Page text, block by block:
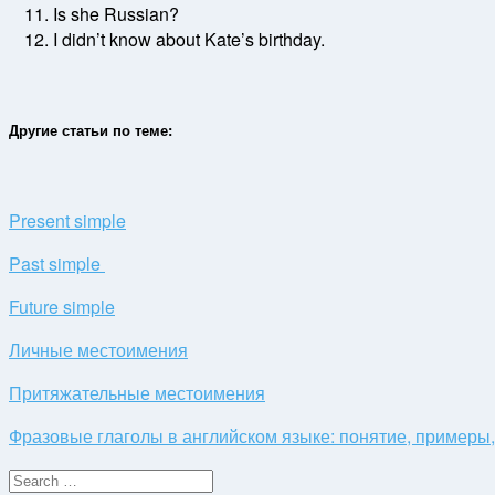
Is she Russian?
I didn’t know about Kate’s birthday.
Другие статьи по теме:
Present simple
Past simple
Future simple
Личные местоимения
Притяжательные местоимения
Фразовые глаголы в английском языке: понятие,
Search